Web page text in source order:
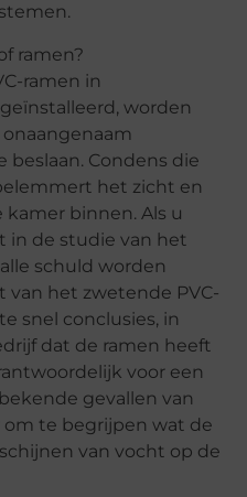
ramen?
ramen in
worden
beslaan. Condens die
het zicht en
binnen. Als u
in de studie van het
schuld worden
van het zwetende PVC-
snel conclusies, in
dat de ramen heeft
voor een
gevallen van
te begrijpen wat de
van vocht op de